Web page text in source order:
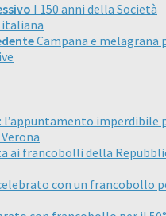
I 150 anni della Società
Campana e melagrana
l’appuntamento imperdibile
ai francobolli della
con un francobollo